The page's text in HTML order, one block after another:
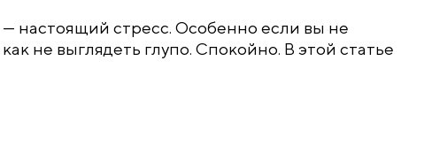
настоящий стресс. Особенно если вы не
не выглядеть глупо. Спокойно. В этой статье